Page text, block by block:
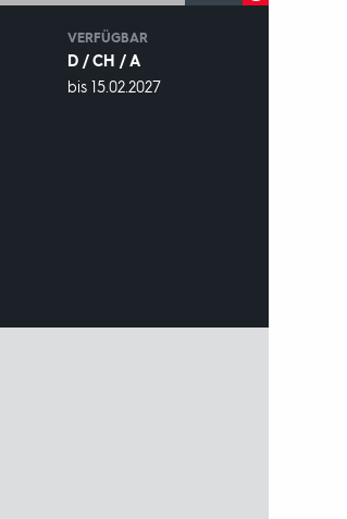
VERFÜGBAR
D / CH / A
VERFÜGBAR
bis 15.02.2027